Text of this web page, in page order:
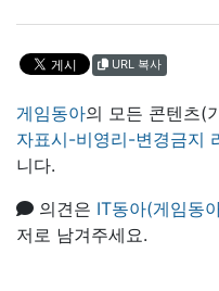
URL 복사
게임동아의 모든 콘텐츠(
자표시-비영리-변경금지
니다.
의견은 IT동아(게임동
저로 남겨주세요.